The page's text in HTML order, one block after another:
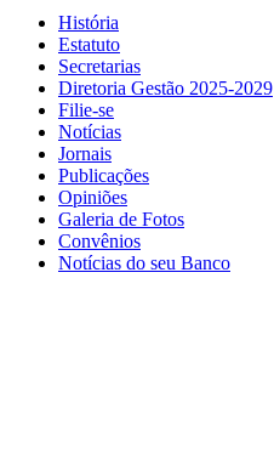
História
Estatuto
Secretarias
Diretoria Gestão 2025-2029
Filie-se
Notícias
Jornais
Publicações
Opiniões
Galeria de Fotos
Convênios
Notícias do seu Banco